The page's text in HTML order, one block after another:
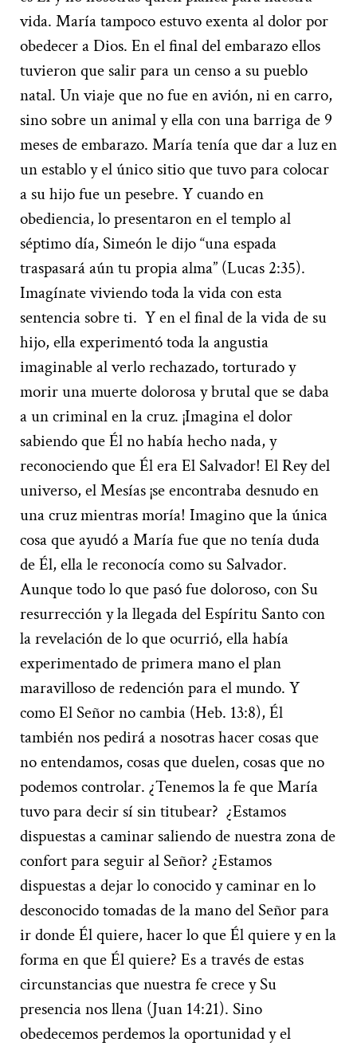
vida. María tampoco estuvo exenta al dolor por
obedecer a Dios. En el final del embarazo ellos
tuvieron que salir para un censo a su pueblo
natal. Un viaje que no fue en avión, ni en carro,
sino sobre un animal y ella con una barriga de 9
meses de embarazo. María tenía que dar a luz en
un establo y el único sitio que tuvo para colocar
a su hijo fue un pesebre. Y cuando en
obediencia, lo presentaron en el templo al
séptimo día, Simeón le dijo “una espada
traspasará aún tu propia alma” (Lucas 2:35).
Imagínate viviendo toda la vida con esta
sentencia sobre ti. Y en el final de la vida de su
hijo, ella experimentó toda la angustia
imaginable al verlo rechazado, torturado y
morir una muerte dolorosa y brutal que se daba
a un criminal en la cruz. ¡Imagina el dolor
sabiendo que Él no había hecho nada, y
reconociendo que Él era El Salvador! El Rey del
universo, el Mesías ¡se encontraba desnudo en
una cruz mientras moría! Imagino que la única
cosa que ayudó a María fue que no tenía duda
de Él, ella le reconocía como su Salvador.
Aunque todo lo que pasó fue doloroso, con Su
resurrección y la llegada del Espíritu Santo con
la revelación de lo que ocurrió, ella había
experimentado de primera mano el plan
maravilloso de redención para el mundo. Y
como El Señor no cambia (Heb. 13:8), Él
también nos pedirá a nosotras hacer cosas que
no entendamos, cosas que duelen, cosas que no
podemos controlar. ¿Tenemos la fe que María
tuvo para decir sí sin titubear? ¿Estamos
dispuestas a caminar saliendo de nuestra zona de
confort para seguir al Señor? ¿Estamos
dispuestas a dejar lo conocido y caminar en lo
desconocido tomadas de la mano del Señor para
ir donde Él quiere, hacer lo que Él quiere y en la
forma en que Él quiere? Es a través de estas
circunstancias que nuestra fe crece y Su
presencia nos llena (Juan 14:21). Sino
obedecemos perdemos la oportunidad y el